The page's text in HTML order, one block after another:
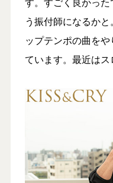
う振付師になるか
ップテンポの曲を
ています。最近はス